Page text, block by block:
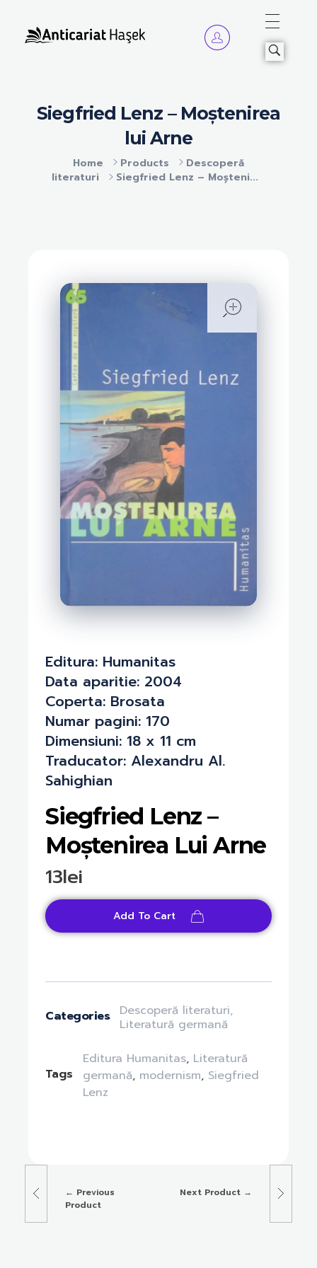
Home Products
Descoperă
literaturi
Siegfried Lenz – Moșteni...
Siegfried Lenz – Moștenirea
lui Arne
Siegfried Lenz –
Moștenirea Lui Arne
13lei
Editura: Humanitas
Data aparitie: 2004
Coperta: Brosata
Numar pagini: 170
Dimensiuni: 18 x 11 cm
Traducator: Alexandru Al.
Sahighian
Add To Cart
Categories Descoperă literaturi,
Literatură germană
Tags
Editura Humanitas, Literatură
germană, modernism, Siegfried
Lenz
Previous
Product
Next Product